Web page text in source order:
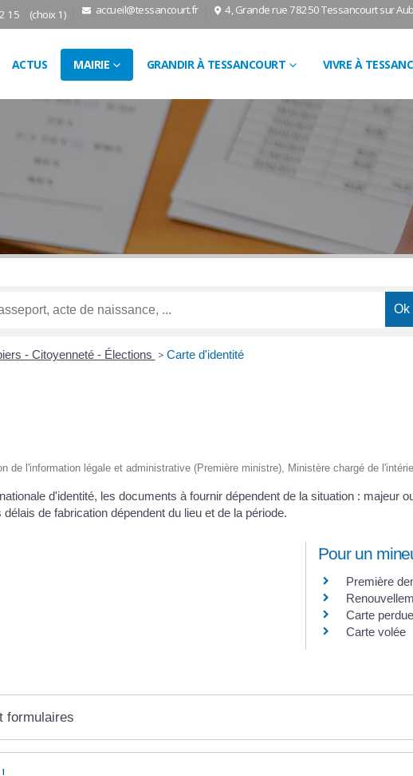
15 (choix 1) accueil@tessancourt.fr 4, Grande rue 78250 Tessancourt sur
ACTUS MAIRIE GRANDIR À TESSANCOURT VIVRE À
- Citoyenneté - Élections > Carte d'identité
de l'information légale et administrative (Première ministre), Ministère chargé de
d'identité, les documents à fournir dépendent de la situation : majeur
de fabrication dépendent du lieu et de la période.
Pour un
Première
Carte perdue
Carte volée
formulaires